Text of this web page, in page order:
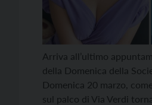
Arriva all’ultimo
della Domenica della
Domenica 20 marzo,
sul palco di Via Verdi